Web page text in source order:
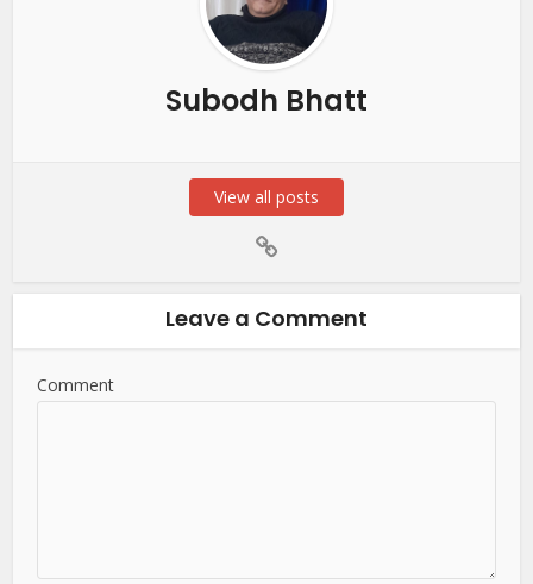
Subodh Bhatt
View all posts
Leave a Comment
Comment